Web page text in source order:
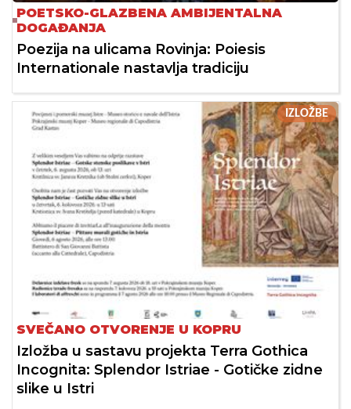
POETSKO-GLAZBENA AMBIJENTALNA
DOGAĐANJA
Poezija na ulicama Rovinja: Poiesis
Internationale nastavlja tradiciju
IZLOŽBE
SVEČANO OTVORENJE U KOPRU
Izložba u sastavu projekta Terra Gothica
Incognita: Splendor Istriae - Gotičke zidne
slike u Istri